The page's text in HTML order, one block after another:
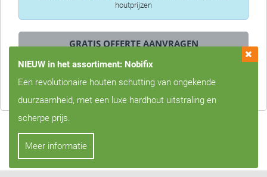
houtprijzen
Privacy is voor ons erg belangrijk, we zullen uw gegevens nooit met
derden delen!
NIEUW in het assortiment: Nobifix
Een revolutionaire houten schutting van ongekende
duurzaamheid, met een luxe hardhout uitstraling en
scherpe prijs.
Meer informatie